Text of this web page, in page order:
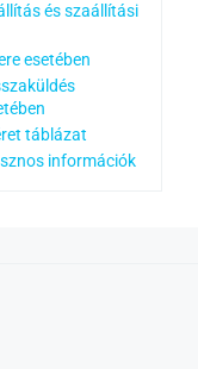
és szaállítási
esetében
táblázat
információk